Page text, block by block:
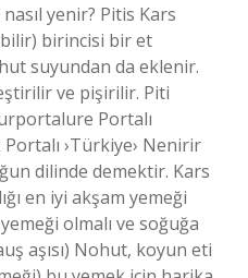
yenir? Pitis Kars
birincisi bir et
suyundan da eklenir.
ve pişirilir. Piti
Portalı
›Türkiye› Nenirir
dilinde demektir. Kars
en iyi akşam yemeği
olmalı ve soğuğa
aşısı) Nohut, koyun eti